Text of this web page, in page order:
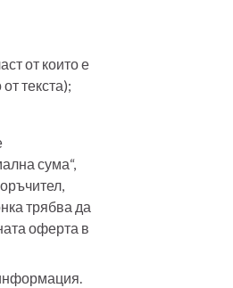
от които е
текста);
сума“,
трябва да
оферта в